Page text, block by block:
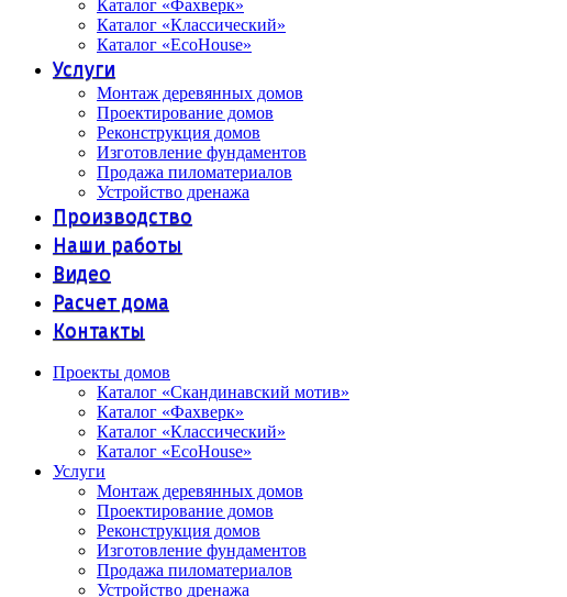
Каталог «Фахверк»
Каталог «Классический»
Каталог «EcoHouse»
Услуги
Монтаж деревянных домов
Проектирование домов
Реконструкция домов
Изготовление фундаментов
Продажа пиломатериалов
Устройство дренажа
Производство
Наши работы
Видео
Расчет дома
Контакты
Проекты домов
Каталог «Скандинавский мотив»
Каталог «Фахверк»
Каталог «Классический»
Каталог «EcoHouse»
Услуги
Монтаж деревянных домов
Проектирование домов
Реконструкция домов
Изготовление фундаментов
Продажа пиломатериалов
Устройство дренажа